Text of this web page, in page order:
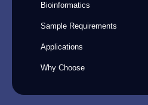
Bioinformatics
Sample Requirements
Applications
Why Choose